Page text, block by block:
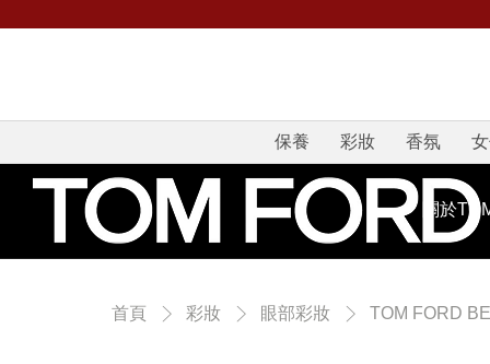
保養 彩妝 香氛
關於
首頁 彩妝 眼部彩妝 TOM FORD